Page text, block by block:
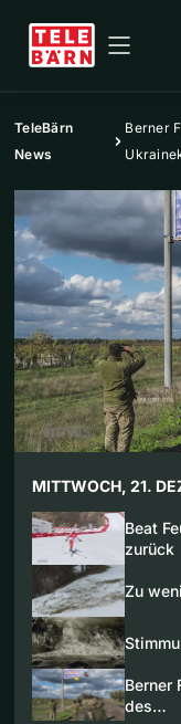
TeleBärn
News
Berner
MITTWOCH, 21.
Beat
zurück
Zu
Berner
des…